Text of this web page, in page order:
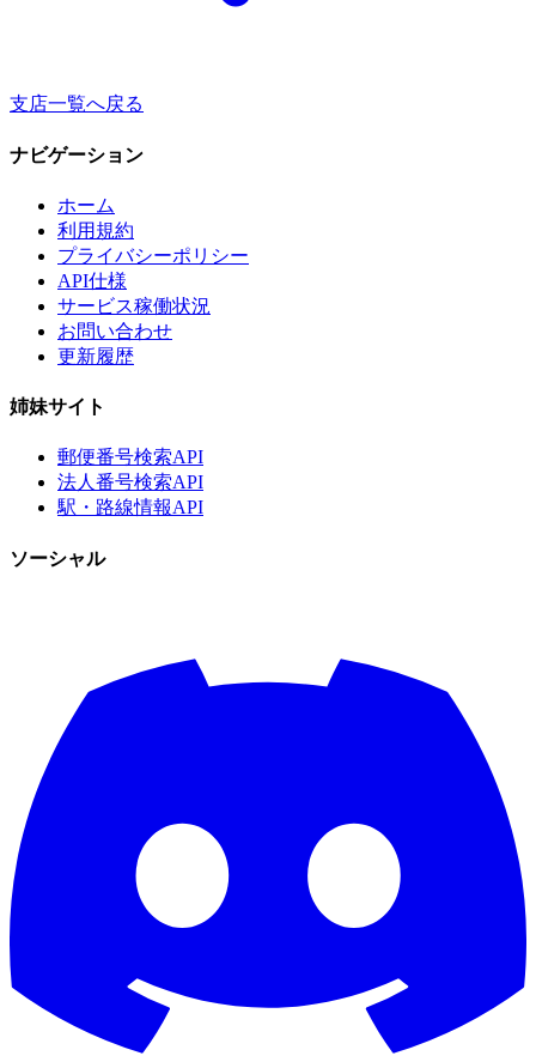
支店一覧へ戻る
ナビゲーション
ホーム
利用規約
プライバシーポリシー
API仕様
サービス稼働状況
お問い合わせ
更新履歴
姉妹サイト
郵便番号検索API
法人番号検索API
駅・路線情報API
ソーシャル